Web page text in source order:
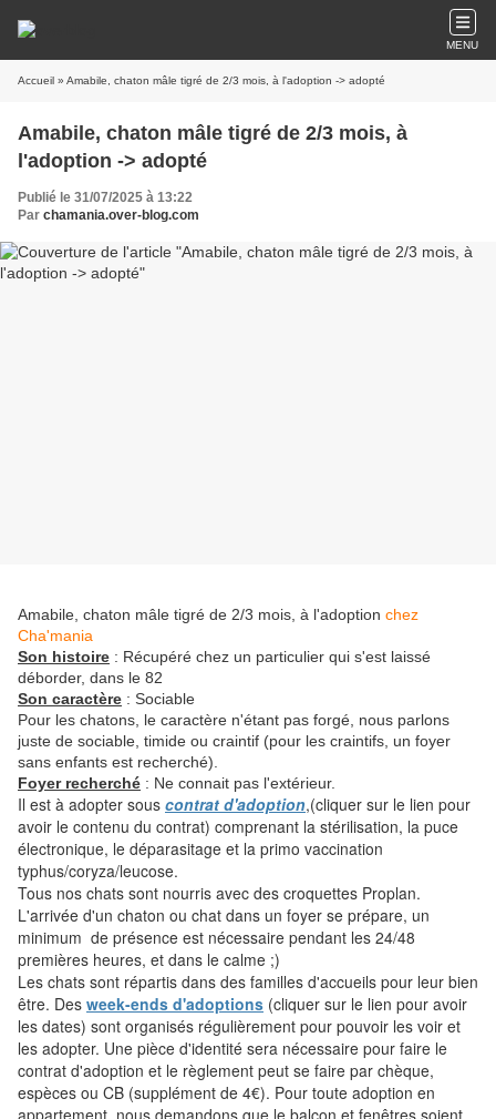
MENU
Accueil » Amabile, chaton mâle tigré de 2/3 mois, à l'adoption -> adopté
Amabile, chaton mâle tigré de 2/3 mois, à
l'adoption -> adopté
Publié le 31/07/2025 à 13:22
Par chamania.over-blog.com
Amabile, chaton mâle tigré de 2/3 mois, à l'adoption chez
Cha'mania
Son histoire : Récupéré chez un particulier qui s'est laissé
déborder, dans le 82
Son caractère : Sociable
Pour les chatons, le caractère n'étant pas forgé, nous parlons
juste de sociable, timide ou craintif (pour les craintifs, un foyer
sans enfants est recherché).
Foyer recherché : Ne connait pas l'extérieur.
Il est à adopter sous contrat d'adoption,(cliquer sur le lien pour
avoir le contenu du contrat) comprenant la stérilisation, la puce
électronique, le déparasitage et la primo vaccination
typhus/coryza/leucose.
Tous nos chats sont nourris avec des croquettes Proplan.
L'arrivée d'un chaton ou chat dans un foyer se prépare, un
minimum de présence est nécessaire pendant les 24/48
premières heures, et dans le calme ;)
Les chats sont répartis dans des familles d'accueils pour leur bien
être. Des week-ends d'adoptions (cliquer sur le lien pour avoir
les dates) sont organisés régulièrement pour pouvoir les voir et
les adopter. Une pièce d'identité sera nécessaire pour faire le
contrat d'adoption et le règlement peut se faire par chèque,
espèces ou CB (supplément de 4€). Pour toute adoption en